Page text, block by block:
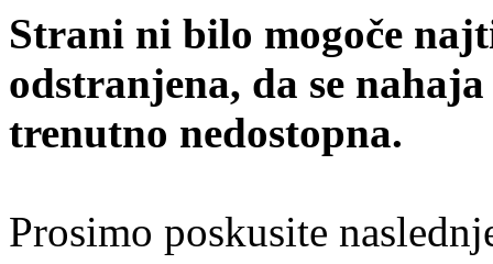
Strani ni bilo mogoče
odstranjena, da se
trenutno nedostopna.
Prosimo poskusite